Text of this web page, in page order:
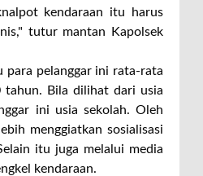
kendaraan itu harus
tutur mantan Kapolsek
para pelanggar ini rata-rata
tahun. Bila dilihat dari usia
ini usia sekolah. Oleh
menggiatkan sosialisasi
itu juga melalui media
kendaraan.